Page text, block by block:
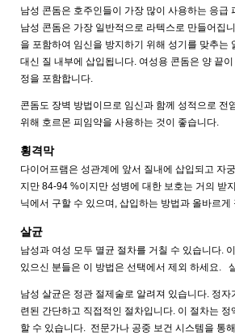
남성 콘돔은 호주인들이 가장 많이 사용하는 응급
남성 콘돔은 가장 일반적으로 라텍스로 만들어집
을 포함하여 임신을 방지하기 위해 성기를 맞추
대신 질 내부에 삽입됩니다. 여성용 콘돔은 양 끝
정을 포함합니다.
콘돔도 장벽 방법이므로 임신과 함께 성적으로
위해 호르몬 피임약을 사용하는 것이 좋습니다.
횡격막
다이어프램은 성관계에 앞서 질내에 삽입되고 자
지만 84-94 %이지만 성병에 대한 보호는 거의 받
닉에서 구할 수 있으며, 삽입하는 방법과 올바르
살균
남성과 여성 모두 멸균 절차를 거칠 수 있습니다.
있으신 분들은 이 방법은 선택에서 제외 하세요.
남성 살균은 정관 절제술로 알려져 있습니다. 정
련된 간단하고 직접적인 절차입니다. 이 절차는
할 수 있습니다. 전문가나 공중 보건 시스템을 통